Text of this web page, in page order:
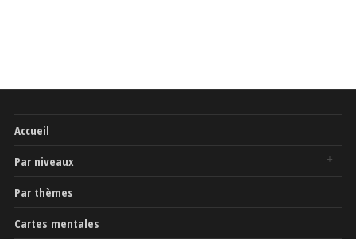
Accueil
Par niveaux
Par thèmes
Cartes mentales